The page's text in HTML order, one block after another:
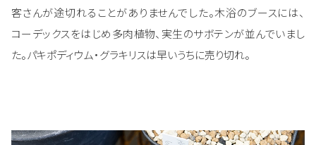
客さんが途切れることがありませんでした。木浴のブースには、
コーデックスをはじめ多肉植物、実生のサボテンが並んでいまし
た。パキポディウム・グラキリスは早いうちに売り切れ。